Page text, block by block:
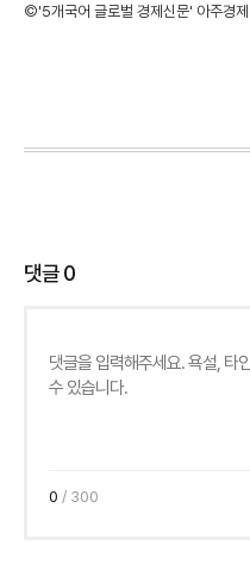
©'5개국어 글로벌 경제신문' 아주경제.
댓글0
0 / 300